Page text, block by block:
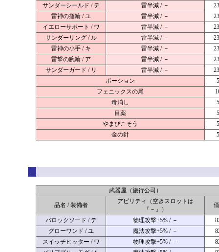
サンダーシールド / テ
雷半減 / －
雷神の指輪 / ユ
雷半減 / －
イエローサポート / ワ
雷半減 / －
サンダーリング / ル
雷半減 / －
雷神の小手 / キ
雷半減 / －
雷撃の腕輪 / ア
雷半減 / －
サンダーガード / リ
雷半減 / －
ポーション
フェニックスの尾
毒消し
目薬
やまびこそう
金の針
武器屋（旅行公司）
品名 / 装備者
アビリティ（空きスロットは
『－』）
バロックソード / テ 物理攻撃+5% / －
グローワンド / ユ
魔法攻撃+5% / －
スイッチヒッター / ワ
物理攻撃+5% / －